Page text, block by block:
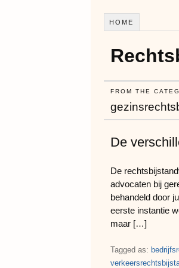
HOME
FROM THE
De
De
advocaten bij
behandeld door
eerste instantie
maar […]
Tagged as: